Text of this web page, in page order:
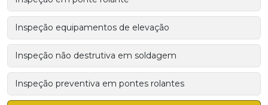
Inspeção equipamentos de elevação
Inspeção não destrutiva em soldagem
Inspeção preventiva em pontes rolantes